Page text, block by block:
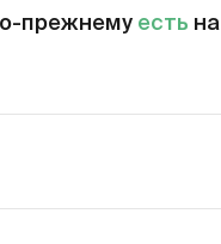
прежнему есть на